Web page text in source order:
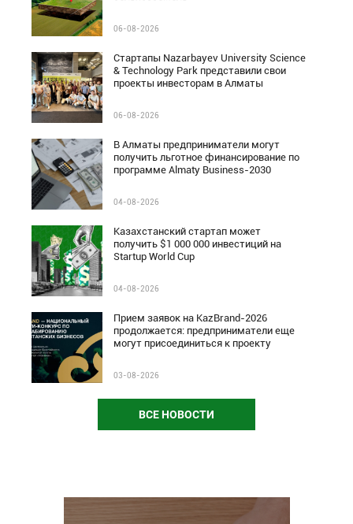
06-08-2026
Стартапы Nazarbayev University Science
& Technology Park представили свои
проекты инвесторам в Алматы
06-08-2026
В Алматы предприниматели могут
получить льготное финансирование по
программе Almaty Business-2030
04-08-2026
Казахстанский стартап может
получить $1 000 000 инвестиций на
Startup World Cup
04-08-2026
Прием заявок на KazBrand-2026
продолжается: предприниматели еще
могут присоединиться к проекту
03-08-2026
ВСЕ НОВОСТИ